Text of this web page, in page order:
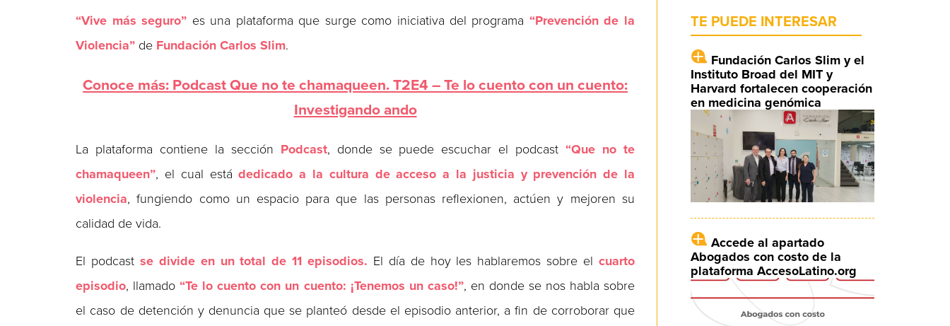
“Vive más seguro” es una plataforma que surge como iniciativa del programa “Prevención de la
Violencia” de Fundación Carlos Slim.
Conoce más: Podcast Que no te chamaqueen. T2E4 – Te lo cuento con un cuento:
Investigando ando
La plataforma contiene la sección Podcast, donde se puede escuchar el podcast“Que no te
chamaqueen”, el cual estádedicado a la cultura de acceso a la justicia y prevención de la
violencia, fungiendo como un espacio para que las personas reflexionen, actúen y mejoren su
calidad de vida.
El podcast se divide en un total de 11 episodios. El día de hoy les hablaremos sobre el cuarto
episodio, llamado“Te lo cuento con un cuento: ¡Tenemos un caso!”, en donde se nos habla sobre
el caso de detención y denuncia que se planteó desde el episodio anterior, a fin de corroborar que
TE PUEDE INTERESAR
Fundación Carlos Slim y el
Instituto Broad del MIT y
Harvard fortalecen cooperación
en medicina genómica
Accede al apartado
Abogados con costo de la
plataforma AccesoLatino.org